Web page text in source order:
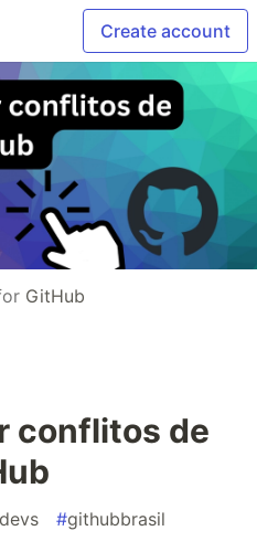
Create account
GitHub
conflitos de
#githubbrasil